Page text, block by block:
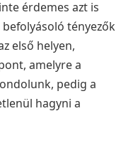
érdemes azt is
tényezők
első helyen,
amelyre a
pedig a
hagyni a